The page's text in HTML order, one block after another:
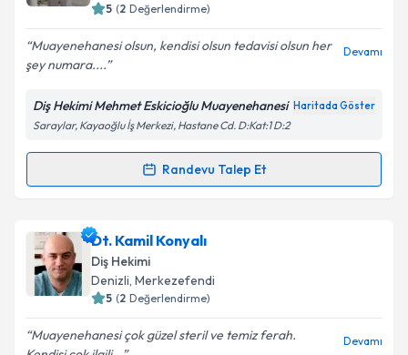
Kişisel verilerimin işlenmesine ilişkin Aydınlatma
Metni'ni okudum ve kişisel verilerimin belirtilen
kapsamda işlenmesini kabul ediyorum.
5 (2 Değerlendirme)
Muayenehanesi olsun, kendisi olsun tedavisi olsun her
şey numara....
Devamı
Diş Hekimi Mehmet Eskicioğlu Muayenehanesi Haritada Göster
Saraylar, Kayaoğlu İş Merkezi, Hastane Cd. D:Kat:1 D:2
Randevu Talep Et
Randevu Takvimi Talebi
Dt. Mehmet Eskicioğluiçin randevu takvimi talebi
oluşturun. Size bu uzmandan randevu almanız için bir
takvim hazırlandığında e-posta ile bilgilendireceğiz.
Dt. Kamil Konyalı
Diş Hekimi
Denizli, Merkezefendi
5 (2 Değerlendirme)
Muayenehanesi çok güzel steril ve temiz ferah.
Devamı